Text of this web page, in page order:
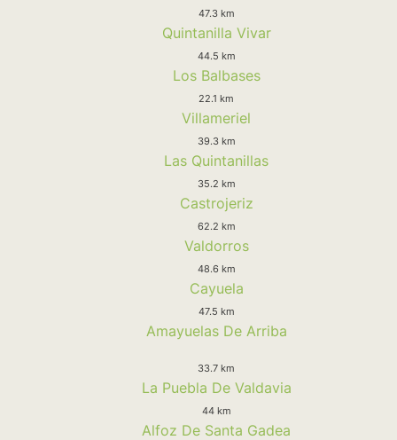
47.3 km
Quintanilla Vivar
44.5 km
Los Balbases
22.1 km
Villameriel
39.3 km
Las Quintanillas
35.2 km
Castrojeriz
62.2 km
Valdorros
48.6 km
Cayuela
47.5 km
Amayuelas De Arriba
33.7 km
La Puebla De Valdavia
44 km
Alfoz De Santa Gadea